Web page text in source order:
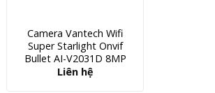
Camera Vantech Wifi
Super Starlight Onvif
Bullet AI-V2031D 8MP
Liên hệ